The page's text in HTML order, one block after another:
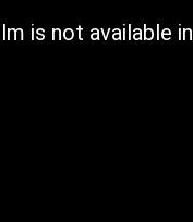
is not available in